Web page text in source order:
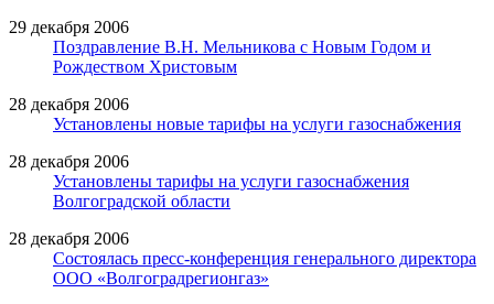
29 декабря 2006
Поздравление В.Н. Мельникова с Новым Годом и
Рождеством Христовым
28 декабря 2006
Установлены новые тарифы на услуги газоснабжения
28 декабря 2006
Установлены тарифы на услуги газоснабжения
Волгоградской области
28 декабря 2006
Cостоялась пресс-конференция генерального директора
ООО «Волгоградрегионгаз»